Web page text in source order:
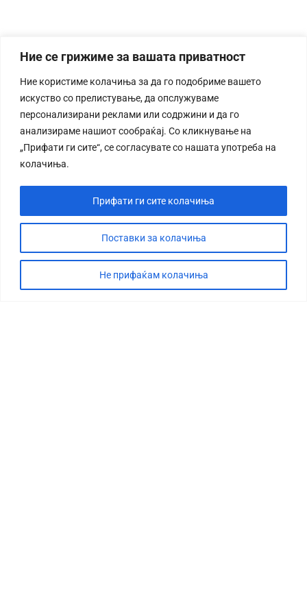
Ние се грижиме за вашата приватност
Ние користиме колачиња за да го подобриме вашето
искуство со прелистување, да опслужуваме
персонализирани реклами или содржини и да го
анализираме нашиот сообраќај. Со кликнување на
„Прифати ги сите“, се согласувате со нашата употреба на
колачиња.
Поставки за колачиња
Не прифаќам колачиња
Прифати ги сите колачиња